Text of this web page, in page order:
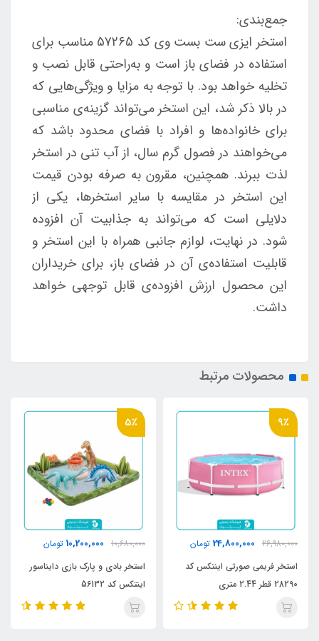
جمع‌بندی:
استخر ایزی ست بست وی کد 57265 مناسب برای
استفاده در فضای باز است و به‌راحتی قابل نصب و
تخلیه خواهد بود. با توجه به مزایا و ویژگی‌هایی که
در بالا ذکر شد، این استخر می‌تواند گزینه‌ی مناسبی
برای خانواده‌ها و افراد با فضای محدود باشد که
می‌خواهند در فصول گرم سال، از آب تنی در استخر
لذت ببرند. همچنین، مقرون به صرفه بودن قیمت
این استخر در مقایسه با سایر استخرها، یکی از
دلایلی است که می‌تواند به جذابیت آن افزوده
شود. در نهایت، لوازم جانبی همراه با این استخر و
قابلیت استفاده‌ی آن در فضای باز، برای خریداران
این محصول ارزش افزوده‌ی قابل توجهی خواهد
داشت.
محصولات مرتبط
9٪
26,980,000
24,800,000 تومان
استخر فریمی صورتی اینتکس کد
28290 قطر 2.44 متری
5٪
10,680,000
10,200,000 تومان
استخر بادی و پارک بازی دایناسور
اینتکس کد 56132